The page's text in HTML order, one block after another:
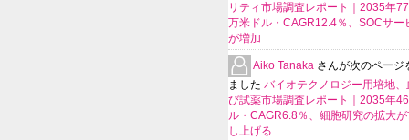
リティ市場調査レポート｜2035年
万米ドル・CAGR12.4％、SOCサー
が増加
Aiko Tanaka さんが次のページ
ました バイオテクノロジー用培地、
び試薬市場調査レポート｜2035年
ル・CAGR6.8％、細胞研究の拡大
し上げる